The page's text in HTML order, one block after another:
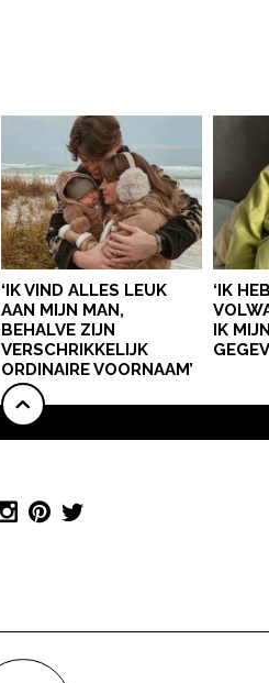
‘IK VIND ALLES LEUK
AAN MIJN MAN,
BEHALVE ZIJN
VERSCHRIKKELIJK
ORDINAIRE VOORNAAM’
‘IK
IK